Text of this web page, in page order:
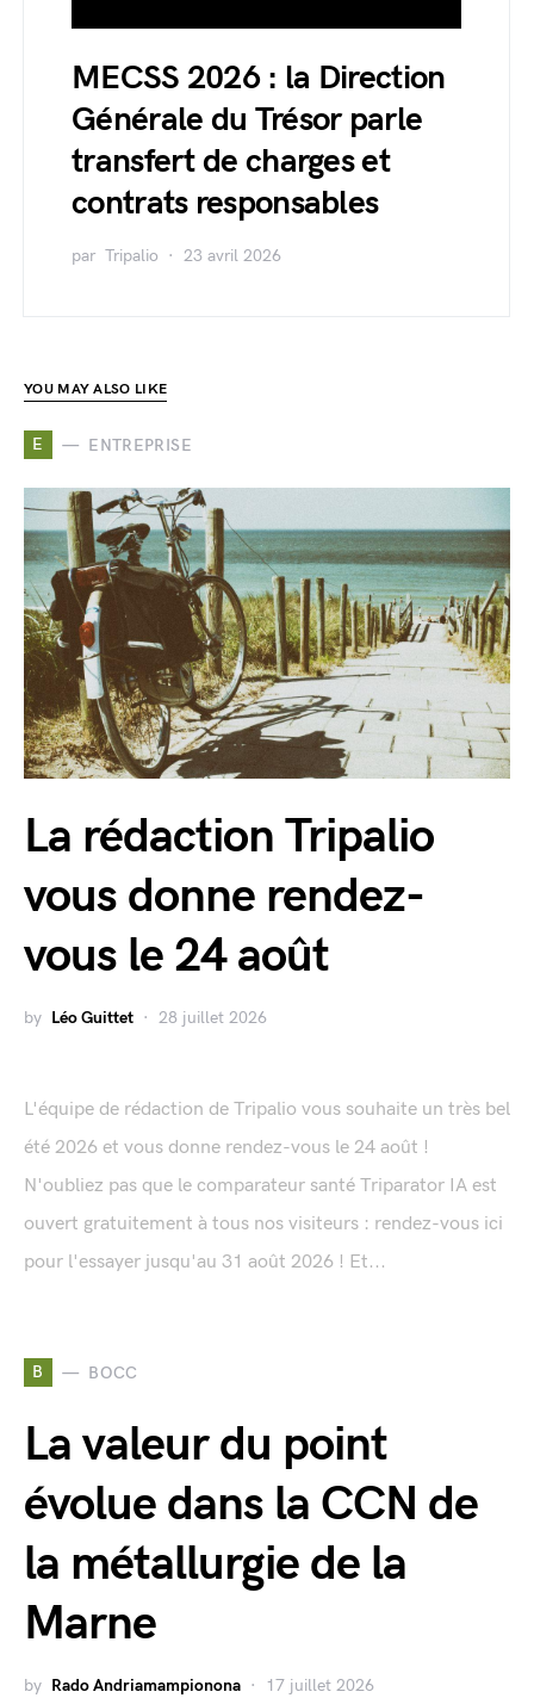
MECSS 2026 : la Direction
Générale du Trésor parle
transfert de charges et
contrats responsables
par Tripalio 23 avril 2026
YOU MAY ALSO LIKE
E ENTREPRISE
La rédaction Tripalio
vous donne rendez-
vous le 24 août
by Léo Guittet 28 juillet 2026
L'équipe de rédaction de Tripalio vous souhaite un très bel
été 2026 et vous donne rendez-vous le 24 août !
N'oubliez pas que le comparateur santé Triparator IA est
ouvert gratuitement à tous nos visiteurs : rendez-vous ici
pour l'essayer jusqu'au 31 août 2026 ! Et...
B BOCC
La valeur du point
évolue dans la CCN de
la métallurgie de la
Marne
by Rado Andriamampionona 17 juillet 2026